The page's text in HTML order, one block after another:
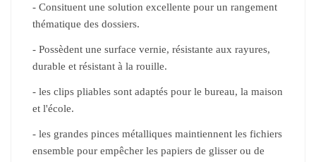
- Consituent une solution excellente pour un rangement
thématique des dossiers.
- Possèdent une surface vernie, résistante aux rayures,
durable et résistant à la rouille.
- les clips pliables sont adaptés pour le bureau, la maison
et l'école.
- les grandes pinces métalliques maintiennent les fichiers
ensemble pour empêcher les papiers de glisser ou de